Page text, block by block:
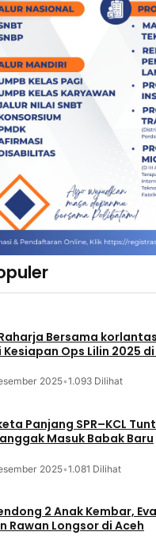
Bersama
Kesiapan Ops Lilin 2025
2025•1.093 Dilihat
Panjang SPR–KCL
Masuk Babak Baru
2025•1.081 Dilihat
2 Anak Kembar,
Rawan Longsor di Aceh